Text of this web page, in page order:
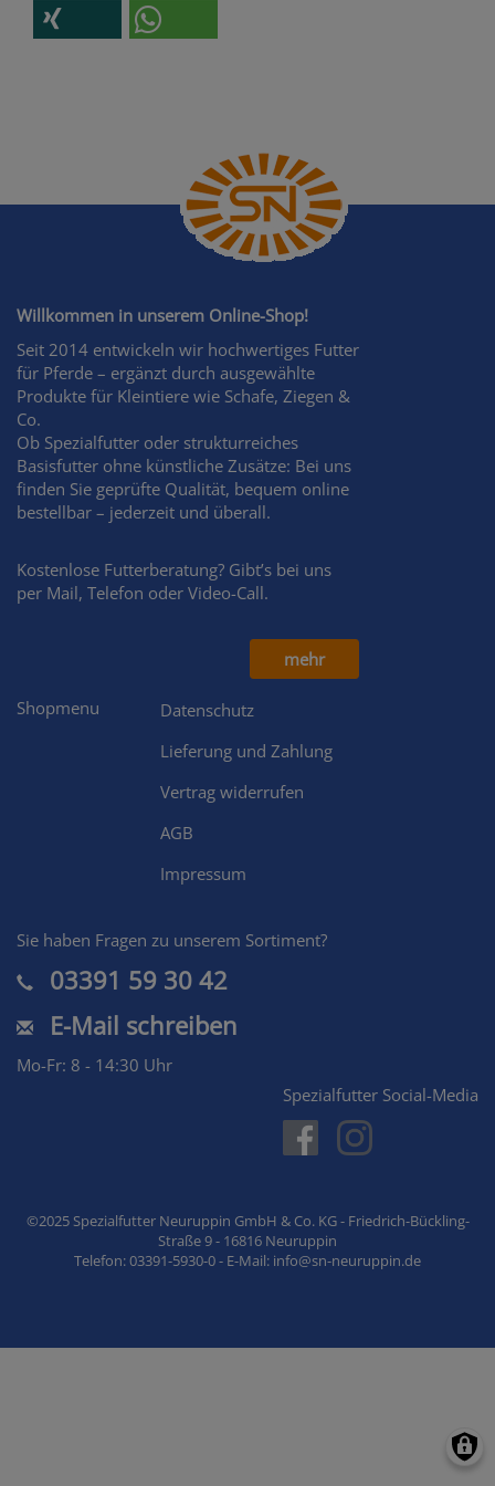
Willkommen in unserem Online-Shop!
Seit 2014 entwickeln wir hochwertiges Futter
für Pferde – ergänzt durch ausgewählte
Produkte für Kleintiere wie Schafe, Ziegen &
Co.
Ob Spezialfutter oder strukturreiches
Basisfutter ohne künstliche Zusätze: Bei uns
finden Sie geprüfte Qualität, bequem online
bestellbar – jederzeit und überall.
Kostenlose Futterberatung? Gibt’s bei uns
per Mail, Telefon oder Video-Call.
mehr
Shopmenu
Datenschutz
Lieferung und Zahlung
Vertrag widerrufen
AGB
Impressum
Sie haben Fragen zu unserem Sortiment?
03391 59 30 42
E-Mail schreiben
Mo-Fr: 8 - 14:30 Uhr
Spezialfutter Social-Media
©2025 Spezialfutter Neuruppin GmbH & Co. KG - Friedrich-Bückling-
Straße 9 - 16816 Neuruppin
Telefon: 03391-5930-0 - E-Mail: info@sn-neuruppin.de